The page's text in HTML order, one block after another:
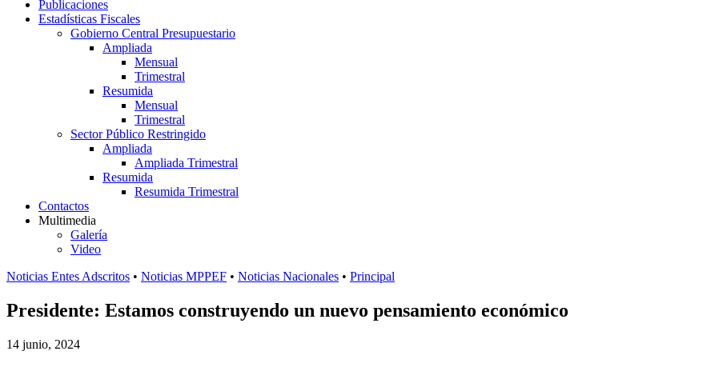
Publicaciones
Estadísticas Fiscales
Gobierno Central Presupuestario
Ampliada
Mensual
Trimestral
Resumida
Mensual
Trimestral
Sector Público Restringido
Ampliada
Ampliada Trimestral
Resumida
Resumida Trimestral
Contactos
Multimedia
Galería
Video
Noticias Entes Adscritos • Noticias MPPEF • Noticias Nacionales • Principal
Presidente: Estamos construyendo un nuevo pensamiento económico
14 junio, 2024